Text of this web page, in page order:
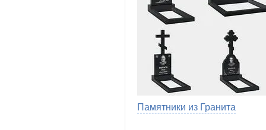
Памятники из Гранита